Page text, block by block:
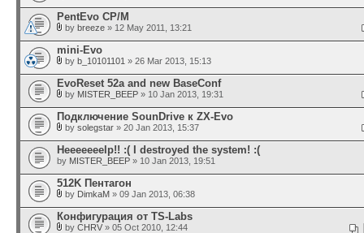
PentEvo CP/M
by breeze » 12 May 2011, 13:21
mini-Evo
by b_10101101 » 26 Mar 2013, 15:13
EvoReset 52a and new BaseConf
by MISTER_BEEP » 10 Jan 2013, 19:31
Подключение SounDrive к ZX-Evo
by solegstar » 20 Jan 2013, 15:37
Heeeeeeelp!! :( I destroyed the system! :(
by MISTER_BEEP » 10 Jan 2013, 19:51
512K Пентагон
by DimkaM » 09 Jan 2013, 06:38
Конфигурация от TS-Labs
by CHRV » 05 Oct 2010, 12:44